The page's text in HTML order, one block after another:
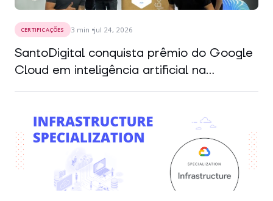
CERTIFICAÇÕES 3 min jul 24, 2026
SantoDigital conquista prêmio do Google
Cloud em inteligência artificial na...